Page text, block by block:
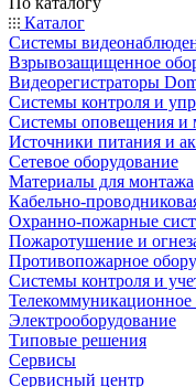
Каталог
Системы
Взрывозащищенное
Видеорегистраторы
Системы контроля и
Системы оповещения и
Источники питания и
Сетевое оборудование
Материалы для монтажа
Кабельно-
Охранно-пожарные
Пожаротушение и
Противопожарное
Системы контроля и
Электрооборудование
Типовые решения
Сервисы
Сервисный центр